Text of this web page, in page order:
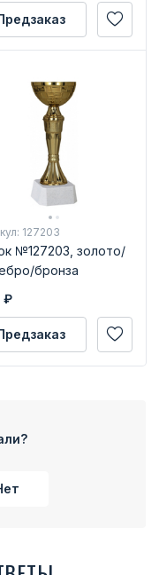
127203
№127203, золото/
бронза
₽